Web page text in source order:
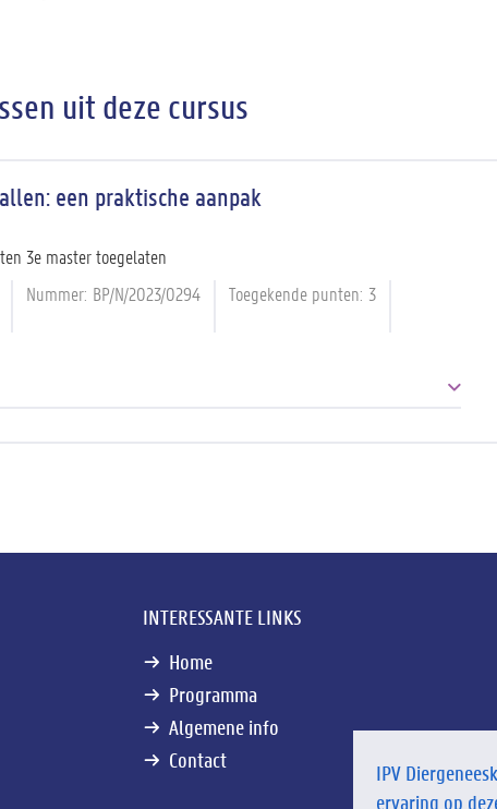
uit deze cursus
een praktische aanpak
3e master toegelaten
Nummer BP/N/2023/0294 Toegekende punten 3
INTERESSANTE LINKS
Home
Programma
Algemene info
Contact
IPV
ervaring op